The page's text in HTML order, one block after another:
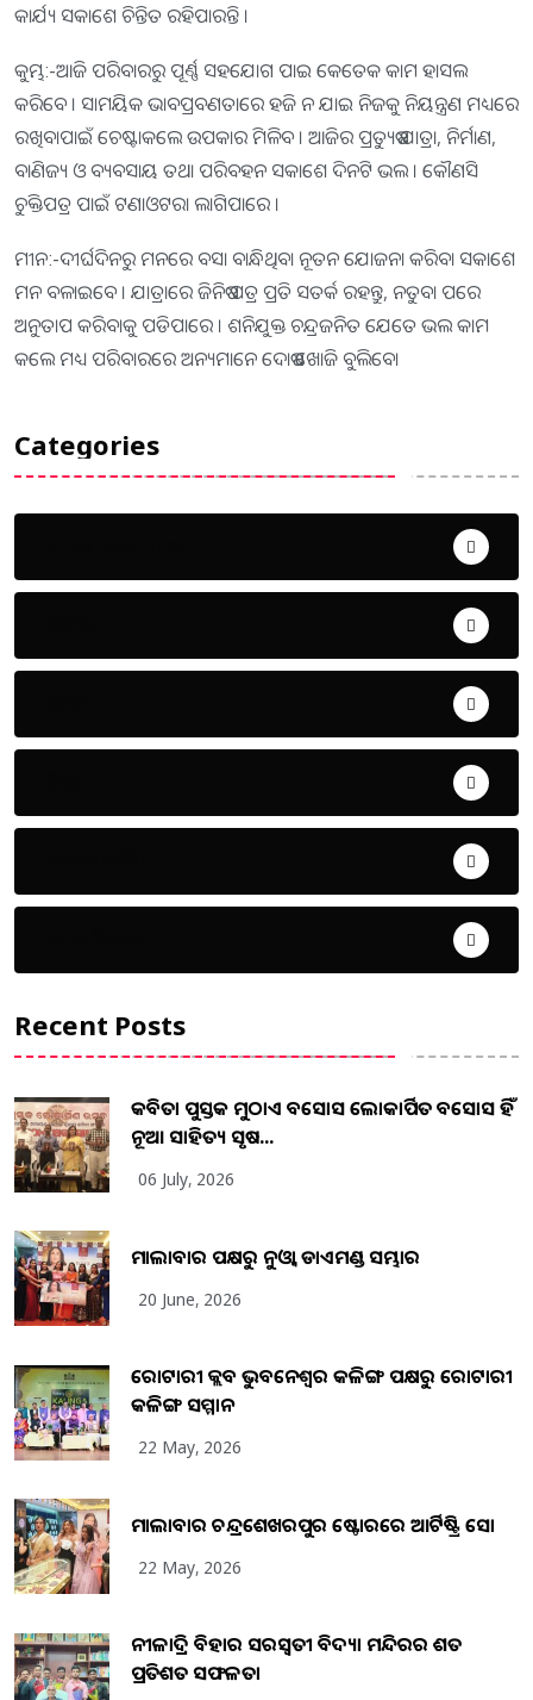
କାର୍ଯ୍ୟ ସକାଶେ ଚିନ୍ତିତ ରହିପାରନ୍ତି ।
କୁମ୍ଭ:-ଆଜି ପରିବାରରୁ ପୂର୍ଣ୍ଣ ସହଯୋଗ ପାଇ କେତେକ କାମ ହାସଲ
କରିବେ । ସାମୟିକ ଭାବପ୍ରବଣତାରେ ହଜି ନ ଯାଇ ନିଜକୁ ନିୟନ୍ତ୍ରଣ ମଧ୍ୟରେ
ରଖିବାପାଇଁ ଚେଷ୍ଟାକଲେ ଉପକାର ମିଳିବ । ଆଜିର ପ୍ରତ୍ୟୁଷ ଯାତ୍ରା, ନିର୍ମାଣ,
ବାଣିଜ୍ୟ ଓ ବ୍ୟବସାୟ ତଥା ପରିବହନ ସକାଶେ ଦିନଟି ଭଲ । କୌଣସି
ଚୁକ୍ତିପତ୍ର ପାଇଁ ଟଣାଓଟରା ଲାଗିପାରେ ।
ମୀନ:-ଦୀର୍ଘଦିନରୁ ମନରେ ବସା ବାନ୍ଧିଥିବା ନୂତନ ଯୋଜନା କରିବା ସକାଶେ
ମନ ବଳାଇବେ । ଯାତ୍ରାରେ ଜିନିଷ ପତ୍ର ପ୍ରତି ସତର୍କ ରହନ୍ତୁ, ନତୁବା ପରେ
ଅନୁତାପ କରିବାକୁ ପଡିପାରେ । ଶନିଯୁକ୍ତ ଚନ୍ଦ୍ରଜନିତ ଯେତେ ଭଲ କାମ
କଲେ ମଧ୍ୟ ପରିବାରରେ ଅନ୍ୟମାନେ ଦୋଷ ଖୋଜି ବୁଲିବେ।
Categories
Recent Posts
କବିତା ପୁସ୍ତକ ମୁଠାଏ ଅବସୋସ ଲୋକାର୍ପିତ ଅବସୋସ ହିଁ
ନୂଆ ସାହିତ୍ୟ ସୃଷ...
06 July, 2026
ମାଲାବାର ପକ୍ଷରୁ ନୁଓ୍ବା ଡାଏମଣ୍ଡ ସମ୍ଭାର
20 June, 2026
ରୋଟାରୀ କ୍ଲବ ଭୁବନେଶ୍ୱର କଳିଙ୍ଗ ପକ୍ଷରୁ ରୋଟାରୀ
କଳିଙ୍ଗ ସମ୍ମାନ
22 May, 2026
ମାଲାବାର ଚନ୍ଦ୍ରଶେଖରପୁର ଷ୍ଟୋରରେ ଆର୍ଟିଷ୍ଟ୍ରି ସୋ
22 May, 2026
ନୀଳାଦ୍ରି ବିହାର ସରସ୍ୱତୀ ବିଦ୍ୟା ମନ୍ଦିରର ଶତ
ପ୍ରତିଶତ ସଫଳତା